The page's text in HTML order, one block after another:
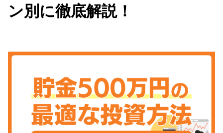
ン別に徹底解説！